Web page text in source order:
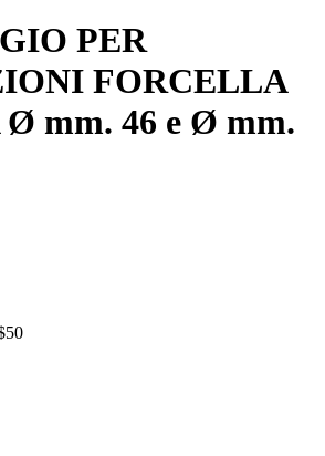
PER
FORCELLA
mm. 46 e Ø mm.